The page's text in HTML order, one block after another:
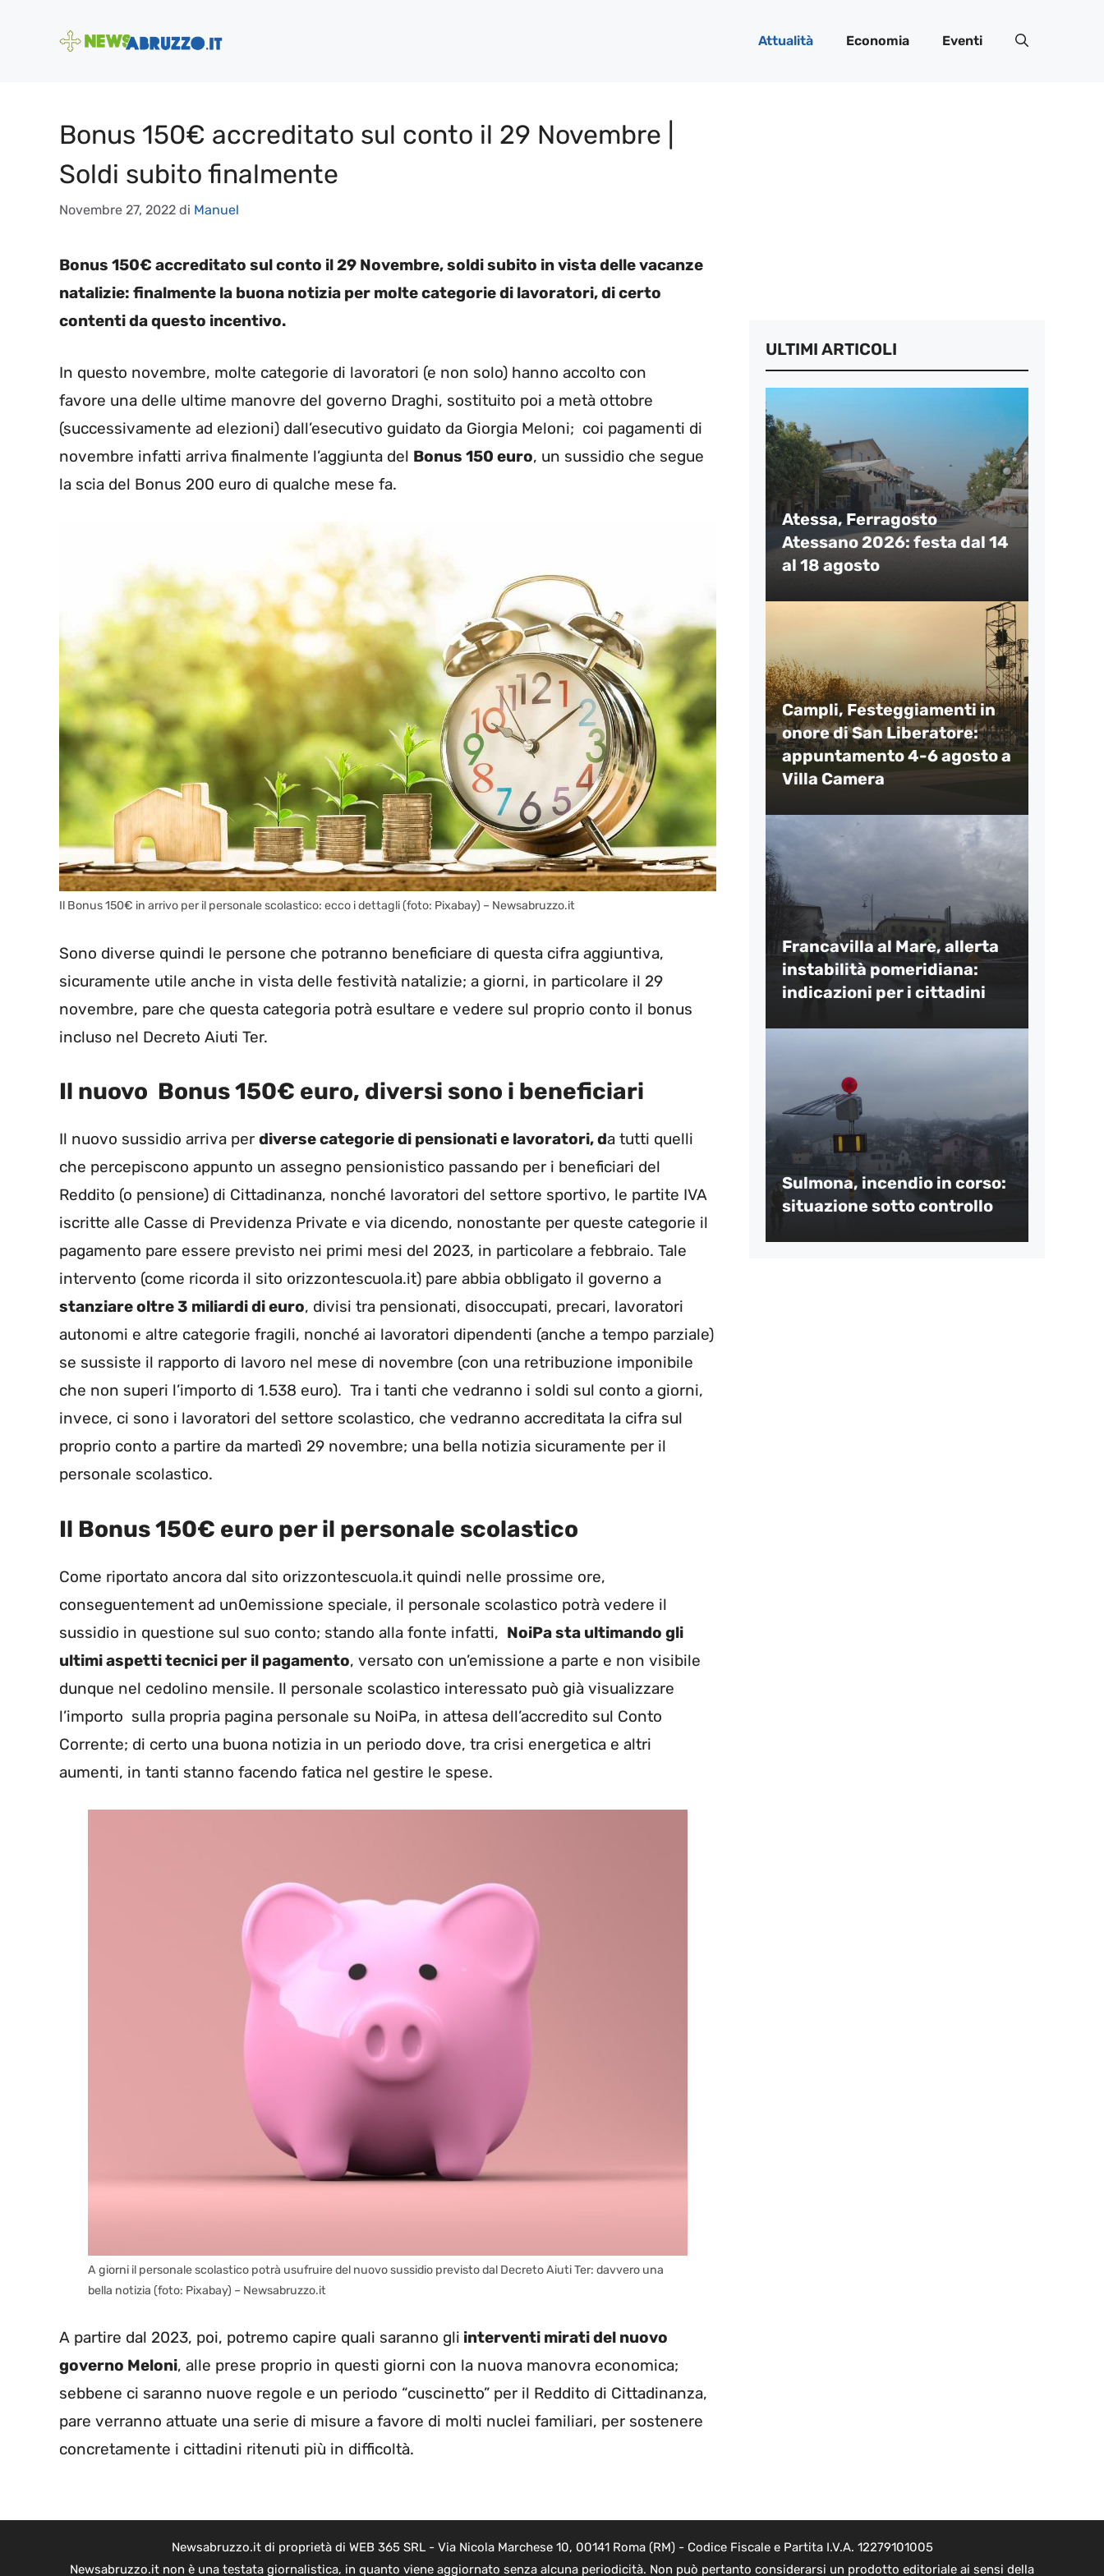
Attualità Economia Eventi
Bonus 150€ accreditato sul conto il 29 Novembre |
Soldi subito finalmente
Novembre 27, 2022 di Manuel
Bonus 150€ accreditato sul conto il 29 Novembre, soldi subito in vista delle vacanze
natalizie: finalmente la buona notizia per molte categorie di lavoratori, di certo
contenti da questo incentivo.
In questo novembre, molte categorie di lavoratori (e non solo) hanno accolto con
favore una delle ultime manovre del governo Draghi, sostituito poi a metà ottobre
(successivamente ad elezioni) dall’esecutivo guidato da Giorgia Meloni; coi pagamenti di
novembre infatti arriva finalmente l’aggiunta del Bonus 150 euro, un sussidio che segue
la scia del Bonus 200 euro di qualche mese fa.
Il Bonus 150€ in arrivo per il personale scolastico: ecco i dettagli (foto: Pixabay) – Newsabruzzo.it
Sono diverse quindi le persone che potranno beneficiare di questa cifra aggiuntiva,
sicuramente utile anche in vista delle festività natalizie; a giorni, in particolare il 29
novembre, pare che questa categoria potrà esultare e vedere sul proprio conto il bonus
incluso nel Decreto Aiuti Ter.
Il nuovo Bonus 150€ euro, diversi sono i beneficiari
Il nuovo sussidio arriva per diverse categorie di pensionati e lavoratori, da tutti quelli
che percepiscono appunto un assegno pensionistico passando per i beneficiari del
Reddito (o pensione) di Cittadinanza, nonché lavoratori del settore sportivo, le partite IVA
iscritte alle Casse di Previdenza Private e via dicendo, nonostante per queste categorie il
pagamento pare essere previsto nei primi mesi del 2023, in particolare a febbraio. Tale
intervento (come ricorda il sito orizzontescuola.it) pare abbia obbligato il governo a
stanziare oltre 3 miliardi di euro, divisi tra pensionati, disoccupati, precari, lavoratori
autonomi e altre categorie fragili, nonché ai lavoratori dipendenti (anche a tempo parziale)
se sussiste il rapporto di lavoro nel mese di novembre (con una retribuzione imponibile
che non superi l’importo di 1.538 euro). Tra i tanti che vedranno i soldi sul conto a giorni,
invece, ci sono i lavoratori del settore scolastico, che vedranno accreditata la cifra sul
proprio conto a partire da martedì 29 novembre; una bella notizia sicuramente per il
personale scolastico.
Il Bonus 150€ euro per il personale scolastico
Come riportato ancora dal sito orizzontescuola.it quindi nelle prossime ore,
conseguentement ad un0emissione speciale, il personale scolastico potrà vedere il
sussidio in questione sul suo conto; stando alla fonte infatti, NoiPa sta ultimando gli
ultimi aspetti tecnici per il pagamento, versato con un’emissione a parte e non visibile
dunque nel cedolino mensile. Il personale scolastico interessato può già visualizzare
l’importo sulla propria pagina personale su NoiPa, in attesa dell’accredito sul Conto
Corrente; di certo una buona notizia in un periodo dove, tra crisi energetica e altri
aumenti, in tanti stanno facendo fatica nel gestire le spese.
A giorni il personale scolastico potrà usufruire del nuovo sussidio previsto dal Decreto Aiuti Ter: davvero una
bella notizia (foto: Pixabay) – Newsabruzzo.it
A partire dal 2023, poi, potremo capire quali saranno gli interventi mirati del nuovo
governo Meloni, alle prese proprio in questi giorni con la nuova manovra economica;
sebbene ci saranno nuove regole e un periodo “cuscinetto” per il Reddito di Cittadinanza,
pare verranno attuate una serie di misure a favore di molti nuclei familiari, per sostenere
concretamente i cittadini ritenuti più in difficoltà.
ULTIMI ARTICOLI
Atessa, Ferragosto
Atessano 2026: festa dal 14
al 18 agosto
Campli, Festeggiamenti in
onore di San Liberatore:
appuntamento 4-6 agosto a
Villa Camera
Francavilla al Mare, allerta
instabilità pomeridiana:
indicazioni per i cittadini
Sulmona, incendio in corso:
situazione sotto controllo
Newsabruzzo.it di proprietà di WEB 365 SRL - Via Nicola Marchese 10, 00141 Roma (RM) - Codice Fiscale e Partita I.V.A. 12279101005
Newsabruzzo.it non è una testata giornalistica, in quanto viene aggiornato senza alcuna periodicità. Non può pertanto considerarsi un prodotto editoriale ai sensi della